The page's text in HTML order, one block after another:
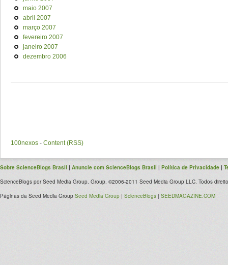
maio 2007
abril 2007
março 2007
fevereiro 2007
janeiro 2007
dezembro 2006
100nexos - Content (RSS)
Sobre ScienceBlogs Brasil | Anuncie com ScienceBlogs Brasil | Política de Privacidade |
ScienceBlogs por Seed Media Group. Group. ©2006-2011 Seed Media Group LLC. Todos
Páginas da Seed Media Group Seed Media Group | ScienceBlogs | SEEDMAGAZINE.COM